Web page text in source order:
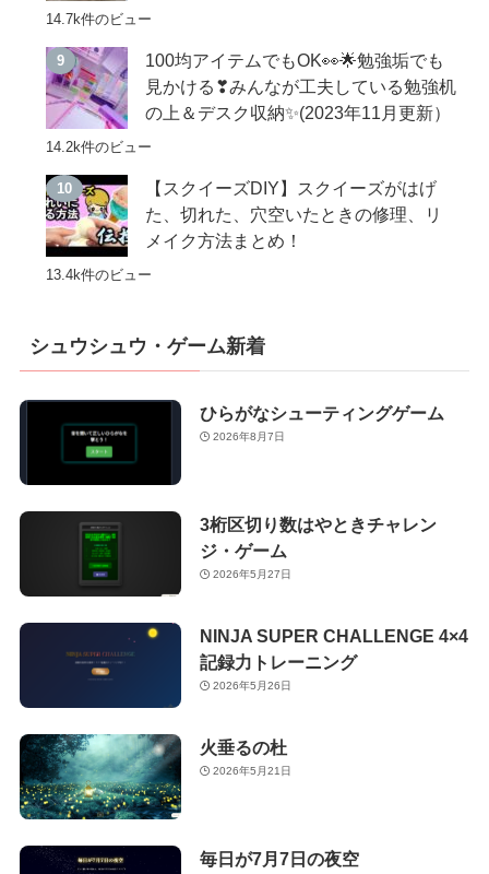
14.7k件のビュー
100均アイテムでもOK👀🌟勉強垢でも
見かける❣みんなが工夫している勉強机
の上＆デスク収納✨(2023年11月更新）
14.2k件のビュー
【スクイーズDIY】スクイーズがはげ
た、切れた、穴空いたときの修理、リ
メイク方法まとめ！
13.4k件のビュー
シュウシュウ・ゲーム新着
ひらがなシューティングゲーム
2026年8月7日
3桁区切り数はやときチャレン
ジ・ゲーム
2026年5月27日
NINJA SUPER CHALLENGE 4×4
記録力トレーニング
2026年5月26日
火垂るの杜
2026年5月21日
毎日が7月7日の夜空